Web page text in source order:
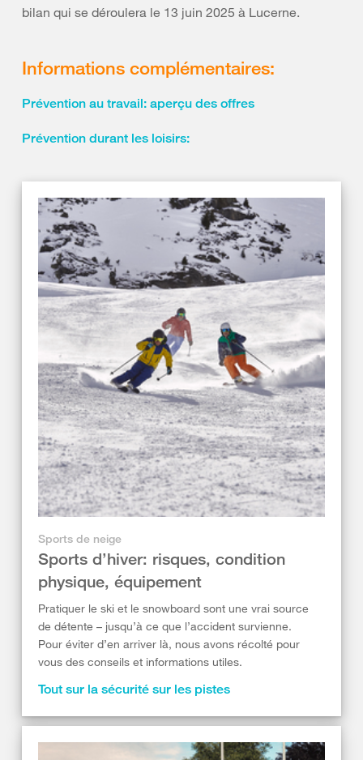
bilan qui se déroulera le 13 juin 2025 à Lucerne.
Informations complémentaires:
Prévention au travail: aperçu des offres
Prévention durant les loisirs:
Sports de neige
Sports d’hiver: risques, condition
physique, équipement
Pratiquer le ski et le snowboard sont une vrai source
de détente – jusqu’à ce que l’accident survienne.
Pour éviter d’en arriver là, nous avons récolté pour
vous des conseils et informations utiles.
Tout sur la sécurité sur les pistes